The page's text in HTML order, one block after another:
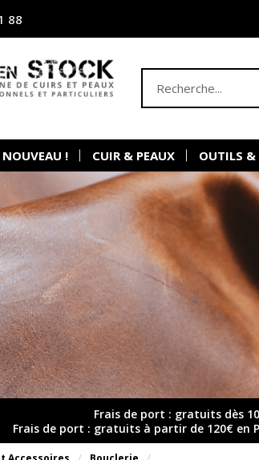
88
NOUVEAU ! CUIR & PEAUX OUTILS &
Frais de port : gratuits dès
Frais de port : gratuits à partir de 120€ en